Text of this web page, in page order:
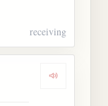
receiving
Dengarkan